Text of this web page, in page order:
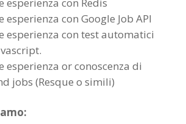
esperienza con Google Job API
esperienza con test automatici
esperienza or conoscenza di
jobs (Resque o simili)